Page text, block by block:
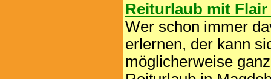
Reiturlaub mit
Wer schon immer
erlernen, der kann
möglicherweise